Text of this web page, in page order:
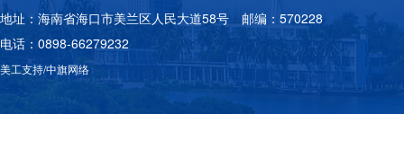
地址：海南省海口市美兰区人民大道58号 邮编：570228
电话：0898-66279232
美工支持/中旗网络